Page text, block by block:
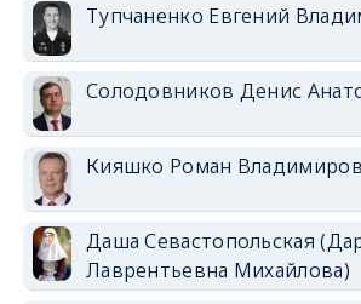
Тупчаненко Евгений
Солодовников Денис
Кияшко Роман
Даша Севастопольская
Лаврентьевна Михайлова)